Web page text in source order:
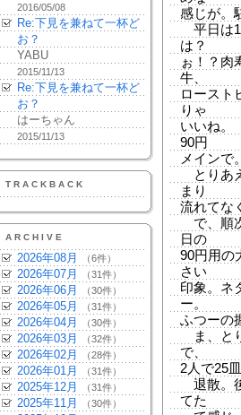
2016/05/08
Re:下見を兼ねて一杯ど
お？
YABU
2015/11/13
Re:下見を兼ねて一杯ど
お？
はーちゃん
2015/11/13
TRACKBACK
ARCHIVE
2026年08月 （6件）
2026年07月 （31件）
2026年06月 （30件）
2026年05月 （31件）
2026年04月 （30件）
2026年03月 （32件）
2026年02月 （28件）
2026年01月 （31件）
2025年12月 （31件）
2025年11月 （30件）
感じが。
平日は
は？
ぉ！？
牛、
ロースト
りゃ
いいね。
90円
メインで
とりあ
まり
流れてな
で、順
日の
90円用の
さい
印象。ネ
ー。
ふつーの
ま、と
で、
2人で25
退散。
てた